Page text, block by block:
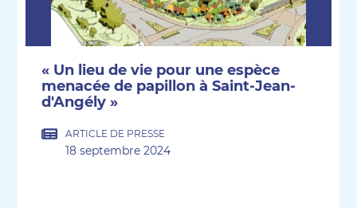
« Un lieu de vie pour une espèce
menacée de papillon à Saint-Jean-
d'Angély »
ARTICLE DE PRESSE
18 septembre 2024